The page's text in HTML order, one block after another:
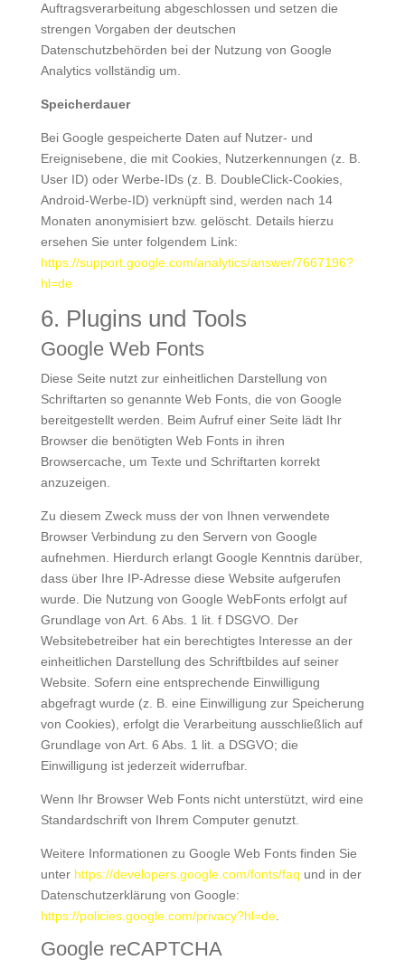
Auftragsverarbeitung abgeschlossen und setzen die
strengen Vorgaben der deutschen
Datenschutzbehörden bei der Nutzung von Google
Analytics vollständig um.
Speicherdauer
Bei Google gespeicherte Daten auf Nutzer- und
Ereignisebene, die mit Cookies, Nutzerkennungen (z. B.
User ID) oder Werbe-IDs (z. B. DoubleClick-Cookies,
Android-Werbe-ID) verknüpft sind, werden nach 14
Monaten anonymisiert bzw. gelöscht. Details hierzu
ersehen Sie unter folgendem Link:
https://support.google.com/analytics/answer/7667196?
hl=de
6. Plugins und Tools
Google Web Fonts
Diese Seite nutzt zur einheitlichen Darstellung von
Schriftarten so genannte Web Fonts, die von Google
bereitgestellt werden. Beim Aufruf einer Seite lädt Ihr
Browser die benötigten Web Fonts in ihren
Browsercache, um Texte und Schriftarten korrekt
anzuzeigen.
Zu diesem Zweck muss der von Ihnen verwendete
Browser Verbindung zu den Servern von Google
aufnehmen. Hierdurch erlangt Google Kenntnis darüber,
dass über Ihre IP-Adresse diese Website aufgerufen
wurde. Die Nutzung von Google WebFonts erfolgt auf
Grundlage von Art. 6 Abs. 1 lit. f DSGVO. Der
Websitebetreiber hat ein berechtigtes Interesse an der
einheitlichen Darstellung des Schriftbildes auf seiner
Website. Sofern eine entsprechende Einwilligung
abgefragt wurde (z. B. eine Einwilligung zur Speicherung
von Cookies), erfolgt die Verarbeitung ausschließlich auf
Grundlage von Art. 6 Abs. 1 lit. a DSGVO; die
Einwilligung ist jederzeit widerrufbar.
Wenn Ihr Browser Web Fonts nicht unterstützt, wird eine
Standardschrift von Ihrem Computer genutzt.
Weitere Informationen zu Google Web Fonts finden Sie
unter https://developers.google.com/fonts/faq und in der
Datenschutzerklärung von Google:
https://policies.google.com/privacy?hl=de.
Google reCAPTCHA